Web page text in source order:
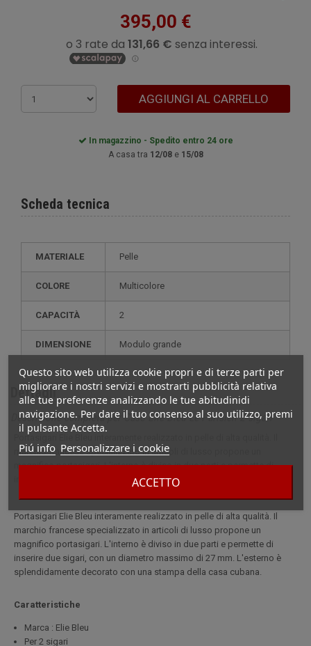
Questo sito web utilizza cookie propri e di terze parti per
migliorare i nostri servizi e mostrarti pubblicità relativa
alle tue preferenze analizzando le tue abitudinidi
navigazione. Per dare il tuo consenso al suo utilizzo, premi
il pulsante Accetta.
Piú info Personalizzare i cookie
ACCETTO
395,00 €
AGGIUNGI AL CARRELLO
In magazzino - Spedito entro 24 ore
A casa tra 12/08e 15/08
Scheda tecnica
MATERIALE Pelle
COLORE Multicolore
CAPACITÀ 2
DIMENSIONE modulo grande
Dettagli
Descrizione completa per Caso Elie Bleu Le Parisien 2 sigari
Portasigari Elie Bleu interamente realizzato in pelle di alta qualità. Il
marchio francese specializzato in articoli di lusso propone un
magnifico portasigari. L'interno è diviso in due parti e permette di
inserire due sigari, con un diametro massimo di 27 mm.
Portasigari Elie Bleu interamente realizzato in pelle di alta qualità. Il
marchio francese specializzato in articoli di lusso propone un
magnifico portasigari. L'interno è diviso in due parti e permette di
inserire due sigari, con un diametro massimo di 27 mm. L'esterno è
splendidamente decorato con una stampa della casa cubana.
Caratteristiche
Marca : Elie Bleu
Per 2 sigari